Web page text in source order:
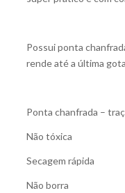
Possui ponta
rende até a última
Ponta chanfrada –
Não tóxica
Secagem rápida
Não borra